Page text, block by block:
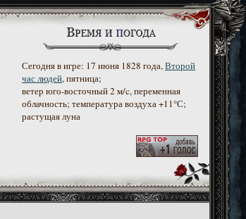
Сегодня в игре: 17 июня 1828 года,Второй
час людей, пятница;
ветер юго-восточный 2 м/c, переменная
облачность; температура воздуха +11°С;
растущая луна